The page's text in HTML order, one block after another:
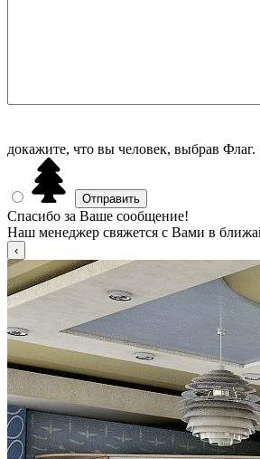
докажите, что вы человек, выбрав Флаг.
Спасибо за Ваше сообщение!
Наш менеджер свяжется с Вами в